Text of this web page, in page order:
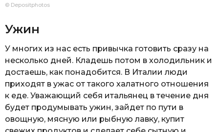
© Depositphotos
Ужин
У многих из нас есть привычка готовить сразу на
несколько дней. Кладешь потом в холодильник и
достаешь, как понадобится. В Италии люди
приходят в ужас от такого халатного отношения
к еде. Уважающий себя итальянец в течение дня
будет продумывать ужин, зайдет по пути в
овощную, мясную или рыбную лавку, купит